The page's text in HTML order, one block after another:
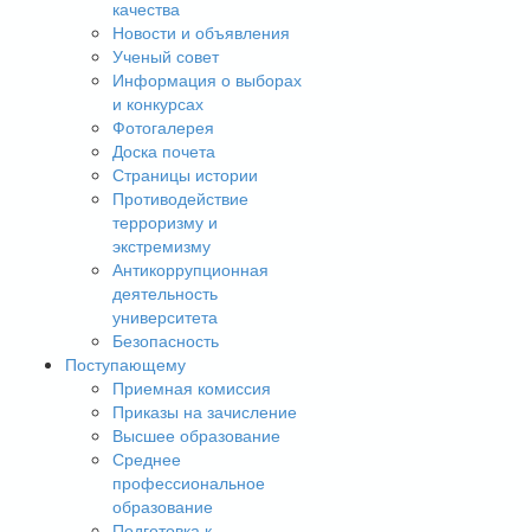
качества
Новости и объявления
Ученый совет
Информация о выборах
и конкурсах
Фотогалерея
Доска почета
Страницы истории
Противодействие
терроризму и
экстремизму
Антикоррупционная
деятельность
университета
Безопасность
Поступающему
Приемная комиссия
Приказы на зачисление
Высшее образование
Среднее
профессиональное
образование